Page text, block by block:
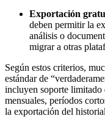
Exportación
deben permitir la
análisis o
migrar a otras
Según estos criterios,
estándar de
incluyen soporte limitado
mensuales, períodos
la exportación del